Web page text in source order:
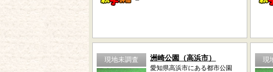
現地未調査 洲崎公園（高浜市）
愛知県高浜市にある都市公園
現